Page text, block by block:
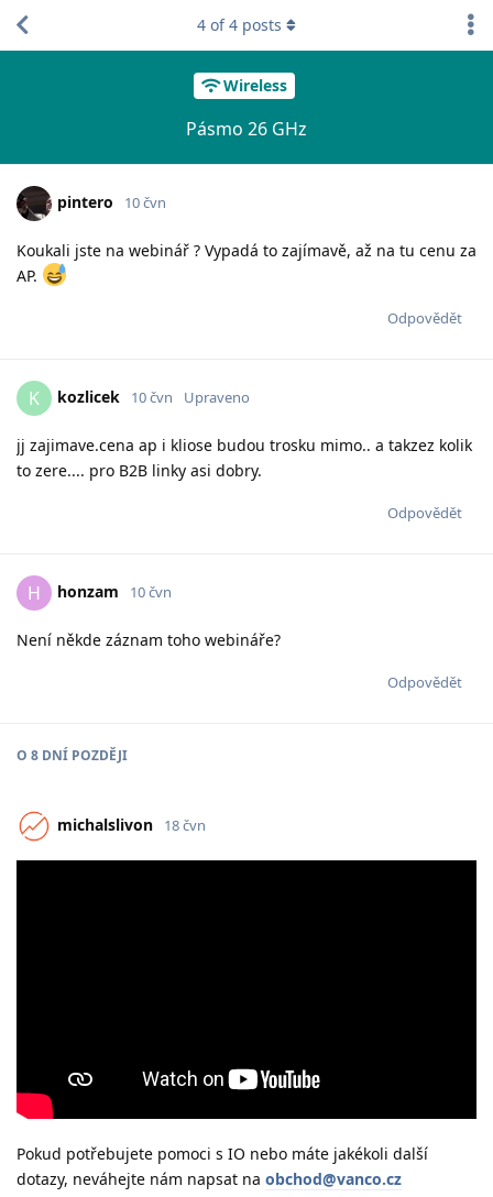
Wireless
Pásmo 26 GHz
4 of4 posts
pintero 10 čvn
Koukali jste na webinář ? Vypadá to zajímavě, až na tu cenu za
AP.
Odpovědět
K kozlicek 10 čvn Upraveno
jj zajimave.cena ap i kliose budou trosku mimo.. a takzez kolik
to zere.... pro B2B linky asi dobry.
Odpovědět
H honzam 10 čvn
Není někde záznam toho webináře?
Odpovědět
O 8 DNÍ POZDĚJI
michalslivon 18 čvn
Pokud potřebujete pomoci s IO nebo máte jakékoli další
dotazy, neváhejte nám napsat na obchod@vanco.cz